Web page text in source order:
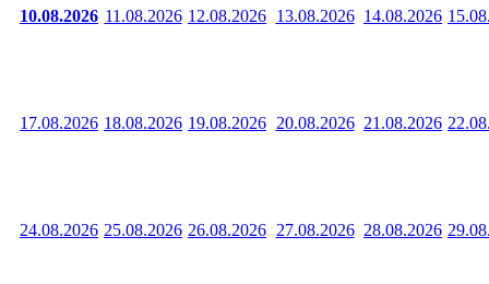
10.08.2026 11.08.2026 12.08.2026 13.08.2026 14.08.2026
17.08.2026 18.08.2026 19.08.2026 20.08.2026 21.08.2026
24.08.2026 25.08.2026 26.08.2026 27.08.2026 28.08.2026